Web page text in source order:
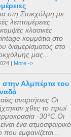
στη Στοκχόλμη με
λεπτομέρειες
κλασικές
κομμάτια στο
διαμερίσματος στο
μας...
| More ->
Αλμπέρτα του
αναρτήσεις Οι
χθες το πρωί
-30°C.Οι
ένα ατμοσφαιρικό
εμφανίζεται...